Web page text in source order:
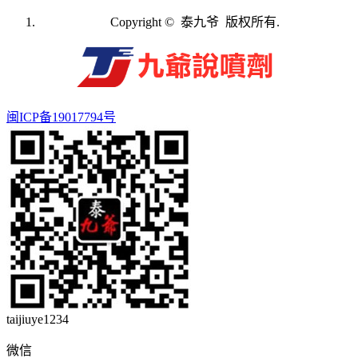
Copyright © 泰九爷 版权所有.
闽ICP备19017794号
taijiuye1234
微信